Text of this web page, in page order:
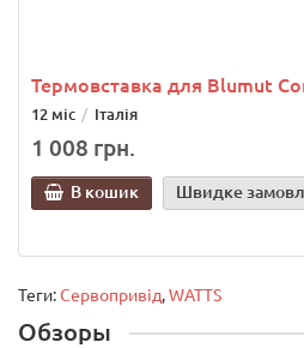
Термовставка для Blumut
12 міс Італія
1 008 грн.
В кошик Швидке
Теги:Сервопривід,WATTS
Обзоры